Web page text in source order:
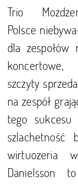
Trio
Polsce
dla zespołów
szczyty
na zespół
tego sukcesu
szlachetność
wirtuozeria
Danielsson